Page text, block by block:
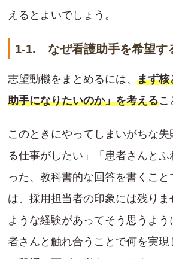
えるとよいでしょう。
1-1. なぜ看護助手を希望す
志望動機をまとめるには、 まず核
助手になりたいのか」を考えるこ
このときにやってしまいがちな
る仕事がしたい」「患者さんと
った、教科書的な回答を書くこ
は、採用担当者の印象には残り
ような経験があってそう思うよう
者さんと触れ合うことで何を実現